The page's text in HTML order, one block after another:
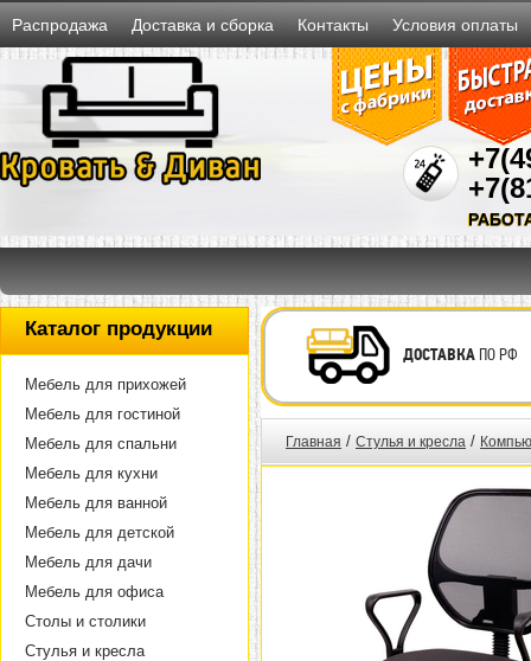
Распродажа Доставка и сборка Контакты Условия оплаты
Каталог продукции
Мебель для прихожей
Мебель для гостиной
Мебель для спальни
Мебель для кухни
Мебель для ванной
Мебель для детской
Мебель для дачи
Мебель для офиса
Столы и столики
Стулья и кресла
ДОСТАВКАПО РФ
Главная / Стулья и кресла /